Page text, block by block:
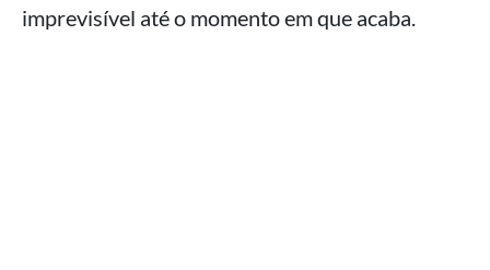
imprevisível até o momento em que acaba.